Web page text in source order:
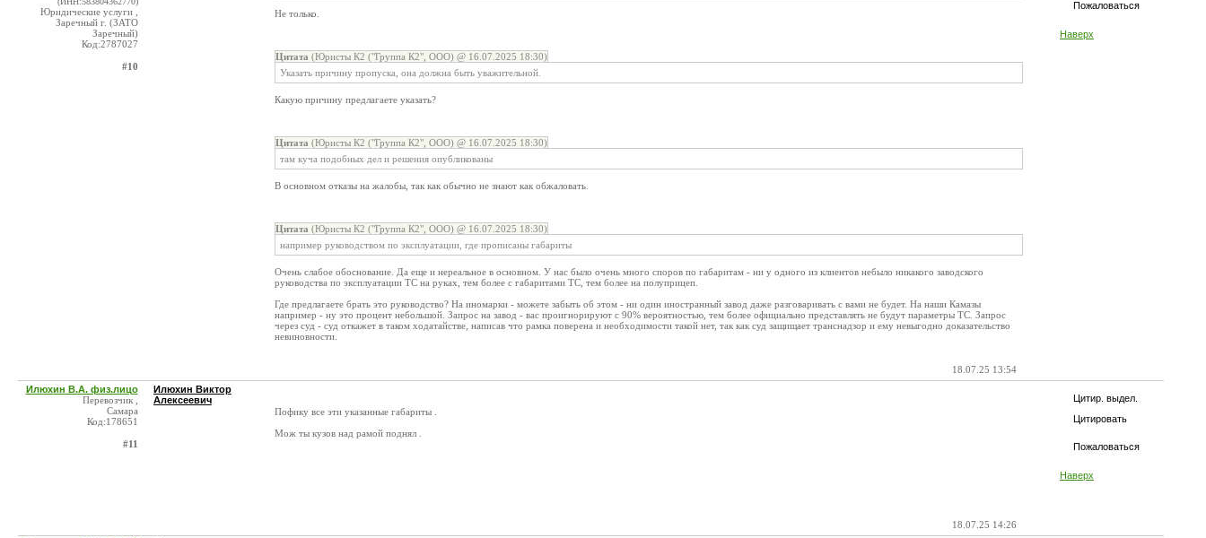
Пожаловаться
Наверх
Юридические услуги ,
Заречный г. (ЗАТО
Заречный)
Код:2787027
#10
Не только.
Цитата (Юристы К2 ("Группа К2", ООО) @ 16.07.2025 18:30)
Указать причину пропуска, она должна быть уважительной.
Какую причину предлагаете указать?
Цитата (Юристы К2 ("Группа К2", ООО) @ 16.07.2025 18:30)
там куча подобных дел и решения опубликованы
В основном отказы на жалобы, так как обычно не знают как обжаловать.
Цитата (Юристы К2 ("Группа К2", ООО) @ 16.07.2025 18:30)
например руководством по эксплуатации, где прописаны габариты
Очень слабое обоснование. Да еще и нереальное в основном. У нас было очень много споров по габаритам - ни у одного из клиентов небыло никакого заводского
руководства по эксплуатации ТС на руках, тем более с габаритами ТС, тем более на полуприцеп.
Где предлагаете брать это руководство? На иномарки - можете забыть об этом - ни один иностранный завод даже разговаривать с вами не будет. На наши Камазы
например - ну это процент небольшой. Запрос на завод - вас проигнорируют с 90% вероятностью, тем более официально представлять не будут параметры ТС. Запрос
через суд - суд откажет в таком ходатайстве, написав что рамка поверена и необходимости такой нет, так как суд защищает транснадзор и ему невыгодно доказательство
невиновности.
18.07.25 13:54
Цитир. выдел.
Цитировать
Пожаловаться
Наверх
Илюхин В.А. физ.лицо
Перевозчик ,
Самара
Код:178651
#11
Илюхин Виктор
Алексеевич
Пофику все эти указанные габариты .
Мож ты кузов над рамой поднял .
18.07.25 14:26